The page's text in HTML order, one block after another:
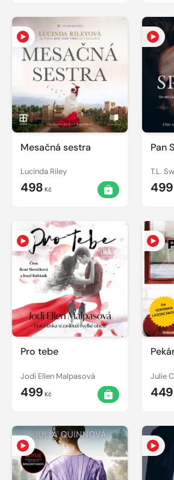
Mesačná sestra
Lucinda Riley
498 Kč
Pan
T.L.
499
Pro tebe
Jodi Ellen Malpasová
499 Kč
Julie
449